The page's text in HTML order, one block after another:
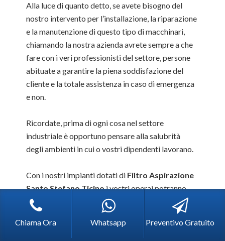
Alla luce di quanto detto, se avete bisogno del
nostro intervento per l’installazione, la riparazione
e la manutenzione di questo tipo di macchinari,
chiamando la nostra azienda avrete sempre a che
fare con i veri professionisti del settore, persone
abituate a garantire la piena soddisfazione del
cliente e la totale assistenza in caso di emergenza
e non.
Ricordate, prima di ogni cosa nel settore
industriale è opportuno pensare alla salubrità
degli ambienti in cui o vostri dipendenti lavorano.
Con i nostri impianti dotati di Filtro Aspirazione
Santo Stefano Ticinoi vostri operai potranno
lavorare sempre in serenità e saranno protetti da
qualsiasi tipo di agente pericoloso nell’aria.
Chiama Ora Whatsapp Preventivo Gratuito